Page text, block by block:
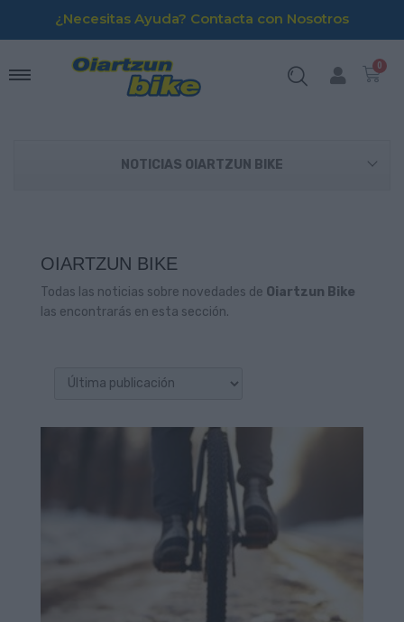
¿Necesitas Ayuda? Contacta con Nosotros
NOTICIAS OIARTZUN BIKE
OIARTZUN BIKE
Todas las noticias sobre novedades de Oiartzun Bike
las encontrarás en esta sección.